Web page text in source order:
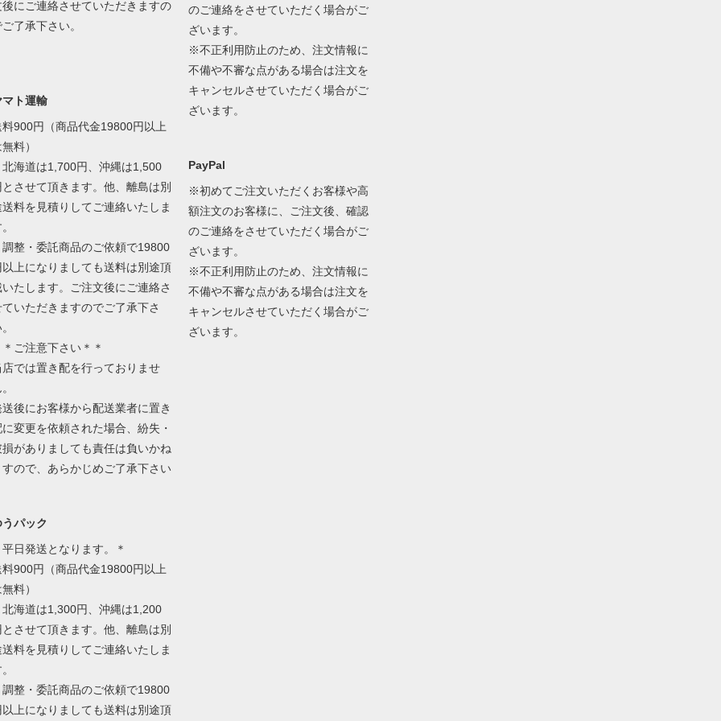
後にご連絡させていただきますの
了承下さい。
マト運輸
料900円（商品代金19800円以上
料）
北海道は1,700円、沖縄は1,500
とさせて頂きます。他、離島は別
送料を見積りしてご連絡いたしま
調整・委託商品のご依頼で19800
以上になりましても送料は別途頂
いたします。ご注文後にご連絡さ
ていただきますのでご了承下さ
ご注意下さい＊＊
店では置き配を行っておりませ
送後にお客様から配送業者に置き
変更を依頼された場合、紛失・
損がありましても責任は負いかね
すので、あらかじめご了承下さい
パック
日発送となります。＊
料900円（商品代金19800円以上
料）
北海道は1,300円、沖縄は1,200
とさせて頂きます。他、離島は別
送料を見積りしてご連絡いたしま
調整・委託商品のご依頼で19800
以上になりましても送料は別途頂
のご連絡をさせていただく場合がご
ざいます。
※不正利用防止のため、注文情報に
不備や不審な点がある場合は注文を
キャンセルさせていただく場合がご
ざいます。
PayPal
※初めてご注文いただくお客様や高
額注文のお客様に、ご注文後、確認
のご連絡をさせていただく場合がご
ざいます。
※不正利用防止のため、注文情報に
不備や不審な点がある場合は注文を
キャンセルさせていただく場合がご
ざいます。